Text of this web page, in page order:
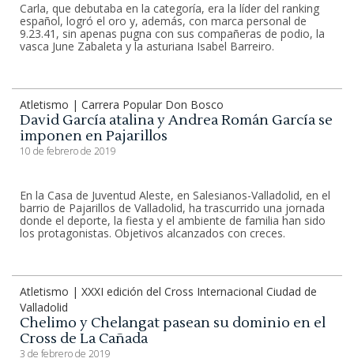
Carla, que debutaba en la categoría, era la líder del ranking
español, logró el oro y, además, con marca personal de
9.23.41, sin apenas pugna con sus compañeras de podio, la
vasca June Zabaleta y la asturiana Isabel Barreiro.
Atletismo | Carrera Popular Don Bosco
David García atalina y Andrea Román García se
imponen en Pajarillos
10 de febrero de 2019
En la Casa de Juventud Aleste, en Salesianos-Valladolid, en el
barrio de Pajarillos de Valladolid, ha trascurrido una jornada
donde el deporte, la fiesta y el ambiente de familia han sido
los protagonistas. Objetivos alcanzados con creces.
Atletismo | XXXI edición del Cross Internacional Ciudad de
Valladolid
Chelimo y Chelangat pasean su dominio en el
Cross de La Cañada
3 de febrero de 2019